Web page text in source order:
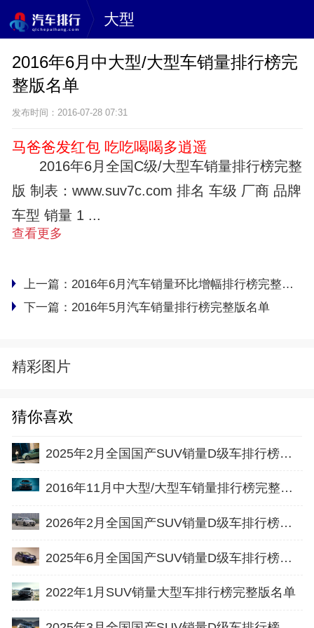
大型
2016年6月中大型/大型车销量排行榜完
整版名单
发布时间：2016-07-28 07:31
马爸爸发红包 吃吃喝喝多逍遥
2016年6月全国C级/大型车销量排行榜完整
版 制表：www.suv7c.com 排名 车级 厂商 品牌
车型 销量 1 ...
查看更多
上一篇： 2016年6月汽车销量环比增幅排行榜完整版名单
下一篇： 2016年5月汽车销量排行榜完整版名单
精彩图片
猜你喜欢
2025年2月全国国产SUV销量D级车排行榜完整版(出口量
2016年11月中大型/大型车销量排行榜完整版名单
2026年2月全国国产SUV销量D级车排行榜完整版(批发量
2025年6月全国国产SUV销量D级车排行榜完整版(零售量
2022年1月SUV销量大型车排行榜完整版名单